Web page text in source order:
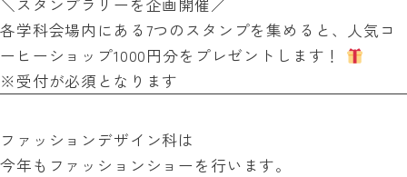
＼スタンプラリーを企画開催／
各学科会場内にある7つのスタンプを集めると、人気コ
ーヒーショップ1000円分をプレゼントします！
※受付が必須となります
ファッションデザイン科は
今年もファッションショーを行います。